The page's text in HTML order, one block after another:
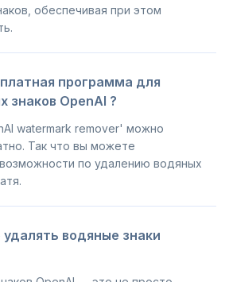
обеспечивая при этом
программа для
знаков OpenAI ?
watermark remover' можно
Так что вы можете
по удалению водяных
водяные знаки